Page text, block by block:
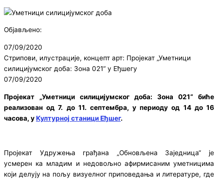
Објављено:
07/09/2020
Стрипови, илустрације, концепт арт: Пројекат „Уметници
силицијумског доба: Зона 021“ у Еђшегу
07/09/2020
Пројекат „Уметници силицијумског доба: Зона 021“ биће
реализован од 7. до 11. септембра, у периоду од 14 до 16
часова, уКултурној станици Еђшег.
Пројекат Удружења грађана „Обновљена Заједница“ је
усмерен ка младим и недовољно афирмисаним уметницима
који делују на пољу визуелног приповедања и литературе, где